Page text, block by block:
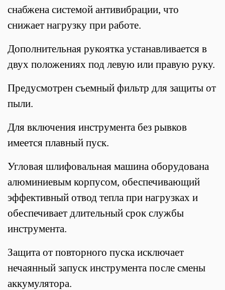
снабжена системой антивибрации, что
снижает нагрузку при работе.
Дополнительная рукоятка устанавливается в
двух положениях под левую или правую руку.
Предусмотрен съемный фильтр для защиты от
пыли.
Для включения инструмента без рывков
имеется плавный пуск.
Угловая шлифовальная машина оборудована
алюминиевым корпусом, обеспечивающий
эффективный отвод тепла при нагрузках и
обеспечивает длительный срок службы
инструмента.
Защита от повторного пуска исключает
нечаянный запуск инструмента после смены
аккумулятора.